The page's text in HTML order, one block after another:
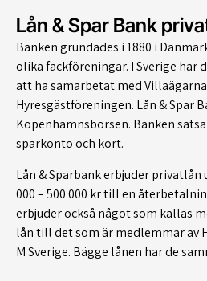
Lån & Spar Bank
Banken grundades i 1880 i
olika fackföreningar. I Sverige har
att ha samarbetat med
Hyresgästföreningen. Lån & Spar
Köpenhamnsbörsen. Banken
sparkonto och kort.
Lån & Sparbank erbjuder
000 – 500 000 kr till en
erbjuder också något som kallas
lån till det som är medlemmar av
M Sverige. Bägge lånen har de